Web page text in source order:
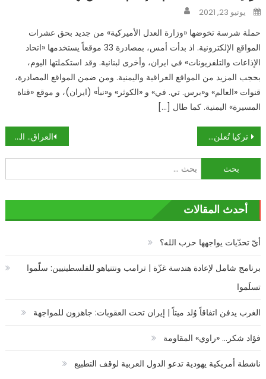
Posted
onيونيو 23, 2021
حملة شرسة تخوضها «وزارة العدل الأميركية» من جديد بحق عشرات
المواقع الإلكترونية. اذ بدأت أمس، بمصادرة 33 موقعاً يستخدمها «اتحاد
الإذاعات والتلفزيونات» في ايران، وأخرى لبنانية. وقد استكملتها اليوم،
بحجب المزيد من المواقع العراقية واليمنية. ومن ضمن المواقع المصادرة،
قنوات «العالم» و«برس. تي. في» و «الكوثر» و«نبأ» (ايران)، و موقع «قناة
المسيرة» اليمنية. كما طال […]
تصفّح
المقالات
العراق.. العثور على مخابئ لـ”داعش” في الصحراء ومقتل 4 من عناصره تركيا تُعلن عدم التعاون السعودي: «ملف الجثة» يضيّق الخناق على ابن سلمان
البحث
عن:
أحدث المقالات
أيّ تحدّيات يواجهها حزب الله؟
برنامج شامل لإعادة هندسة غزّة | ترامب ونتنياهو للفلسطينيين: سلّموا
تسلَموا
الغرب يدفن اتفاقاً وُلد ميتاً | إيران تحت العقوبات: جاهزون للمواجهة
فؤاد شكر… «راوي» المقاومة
ناشطة أمريكية يهودية تدعو الدول العربية لوقف التطبيع